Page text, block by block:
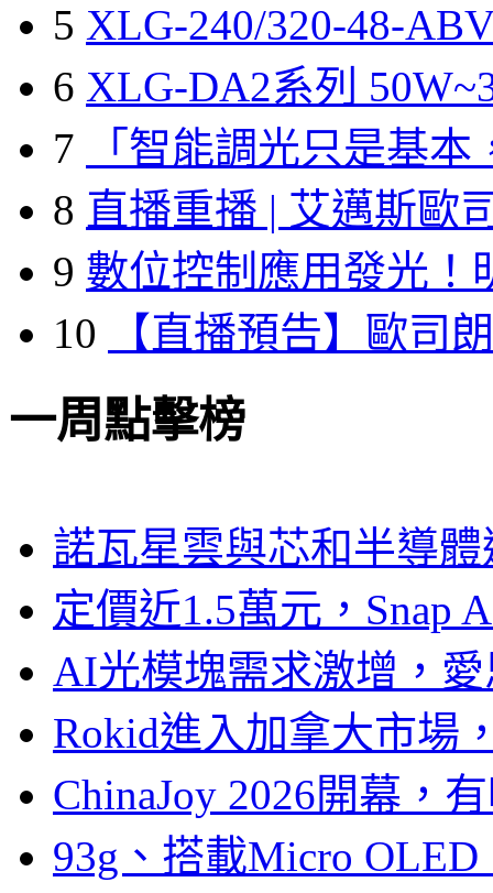
5 XLG-240/320-48-
6 XLG-DA2系列
7
「智能調光只是基本
8 直播重播 | 艾邁斯歐
9 數位控制應用發光！
10
【直播預告】歐司
一周點擊榜
諾瓦星雲與芯和半導
定價近1.5萬元，Snap
AI光模塊需求激增，
Rokid進入加拿大市場
ChinaJoy 2026開幕，
93g、搭載Micro